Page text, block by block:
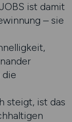
ist damit
– sie
die
steigt, ist das